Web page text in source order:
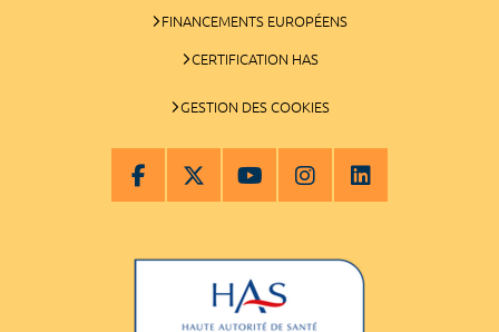
FINANCEMENTS EUROPÉENS
CERTIFICATION HAS
GESTION DES COOKIES